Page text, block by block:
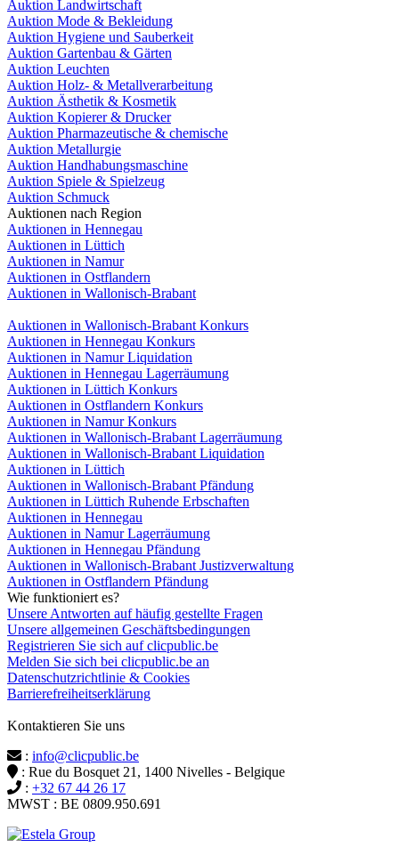
Auktion Landwirtschaft
Auktion Mode & Bekleidung
Auktion Hygiene und Sauberkeit
Auktion Gartenbau & Gärten
Auktion Leuchten
Auktion Holz- & Metallverarbeitung
Auktion Ästhetik & Kosmetik
Auktion Kopierer & Drucker
Auktion Pharmazeutische & chemische
Auktion Metallurgie
Auktion Handhabungsmaschine
Auktion Spiele & Spielzeug
Auktion Schmuck
Auktionen nach Region
Auktionen in Hennegau
Auktionen in Lüttich
Auktionen in Namur
Auktionen in Ostflandern
Auktionen in Wallonisch-Brabant
Auktionen in Wallonisch-Brabant Konkurs
Auktionen in Hennegau Konkurs
Auktionen in Namur Liquidation
Auktionen in Hennegau Lagerräumung
Auktionen in Lüttich Konkurs
Auktionen in Ostflandern Konkurs
Auktionen in Namur Konkurs
Auktionen in Wallonisch-Brabant Lagerräumung
Auktionen in Wallonisch-Brabant Liquidation
Auktionen in Lüttich
Auktionen in Wallonisch-Brabant Pfändung
Auktionen in Lüttich Ruhende Erbschaften
Auktionen in Hennegau
Auktionen in Namur Lagerräumung
Auktionen in Hennegau Pfändung
Auktionen in Wallonisch-Brabant Justizverwaltung
Auktionen in Ostflandern Pfändung
Wie funktioniert es?
Unsere Antworten auf häufig gestellte Fragen
Unsere allgemeinen Geschäftsbedingungen
Registrieren Sie sich auf clicpublic.be
Melden Sie sich bei clicpublic.be an
Datenschutzrichtlinie & Cookies
Barrierefreiheitserklärung
Kontaktieren Sie uns
: info@clicpublic.be
: Rue du Bosquet 21, 1400 Nivelles - Belgique
: +32 67 44 26 17
MWST : BE 0809.950.691